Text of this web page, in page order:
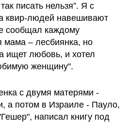
писать нельзя”. Я с
квир-людей навешивают
сообщал каждому
мама – лесбиянка, но
ищет любовь, и хотел
женщину".
с двумя матерями -
а потом в Израиле - Пауло,
написал книгу под